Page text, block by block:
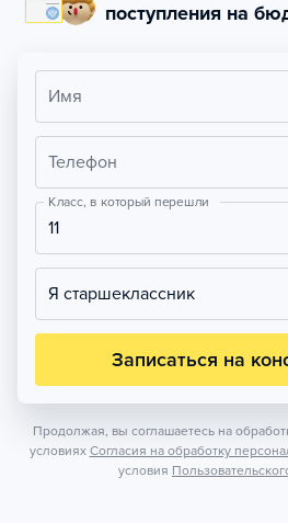
поступления на
Имя
Телефон
Класс, в который перешли
11
Я старшеклассник
Записаться на
Продолжая, вы соглашаетесь на
условиях Согласия на обработку
условия